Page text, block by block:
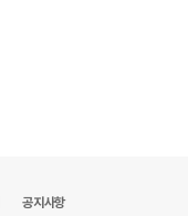
공지사항